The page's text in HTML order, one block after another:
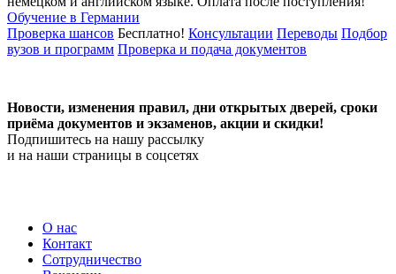
Обучение в Германии
Проверка шансов Бесплатно! Консультации Переводы Подбор
вузов и программ Проверка и подача документов
Новости, изменения правил, дни открытых дверей, сроки
приёма документов и экзаменов, акции и скидки!
Подпишитесь на нашу рассылку
и на наши страницы в соцсетях
О нас
Контакт
Сотрудничество